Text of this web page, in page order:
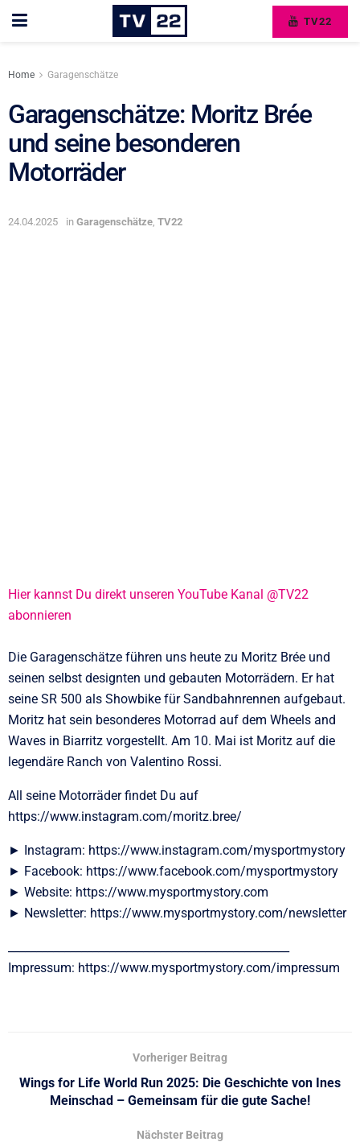
TV22
Home Garagenschätze
Garagenschätze: Moritz Brée
und seine besonderen
Motorräder
24.04.2025 in Garagenschätze TV22
Hier kannst Du direkt unseren YouTube Kanal @TV22
abonnieren
Die Garagenschätze führen uns heute zu Moritz Brée und
seinen selbst designten und gebauten Motorrädern. Er hat
seine SR 500 als Showbike für Sandbahnrennen aufgebaut.
Moritz hat sein besonderes Motorrad auf dem Wheels and
Waves in Biarritz vorgestellt. Am 10. Mai ist Moritz auf die
legendäre Ranch von Valentino Rossi.
All seine Motorräder findet Du auf
https://www.instagram.com/moritz.bree/
► Instagram: https://www.instagram.com/mysportmystory
► Facebook: https://www.facebook.com/mysportmystory
► Website: https://www.mysportmystory.com
► Newsletter: https://www.mysportmystory.com/newsletter
Impressum: https://www.mysportmystory.com/impressum
Vorheriger Beitrag
Wings for Life World Run 2025: Die Geschichte von Ines
Meinschad – Gemeinsam für die gute Sache!
Nächster Beitrag